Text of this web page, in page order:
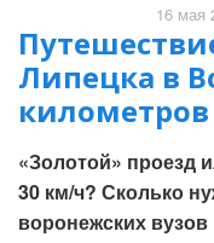
16 мая
Липецка в
километров
«Золотой» проезд
30 км/ч? Сколько
воронежских